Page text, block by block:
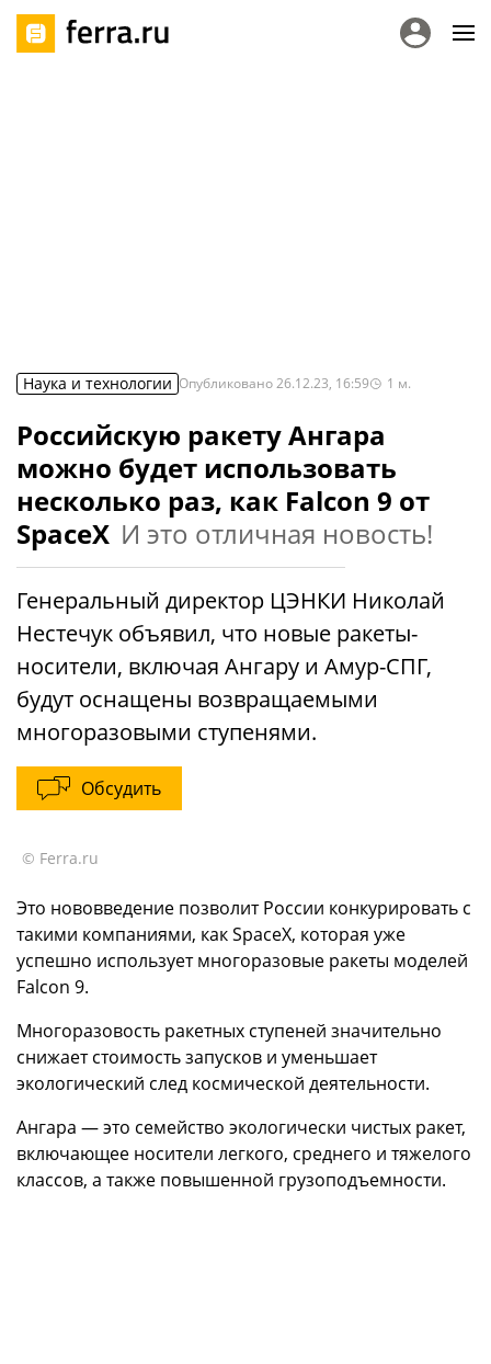
Наука и технологии Опубликовано26.12.23, 16:59 1 м.
Российскую ракету Ангара
можно будет использовать
несколько раз, как Falcon 9 от
SpaceX И это отличная новость!
Генеральный директор ЦЭНКИ Николай
Нестечук объявил, что новые ракеты-
носители, включая Ангару и Амур-СПГ,
будут оснащены возвращаемыми
многоразовыми ступенями.
Обсудить
© Ferra.ru
Это нововведение позволит России конкурировать с
такими компаниями, как SpaceX, которая уже
успешно использует многоразовые ракеты моделей
Falcon 9.
Многоразовость ракетных ступеней значительно
снижает стоимость запусков и уменьшает
экологический след космической деятельности.
Ангара — это семейство экологически чистых ракет,
включающее носители легкого, среднего и тяжелого
классов, а также повышенной грузоподъемности.